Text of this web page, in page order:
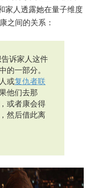
家人透露她在量子维度
之间的关系：
诉家人这件
的一部分。
或复仇者联
他们去那
或者康会得
然后借此离